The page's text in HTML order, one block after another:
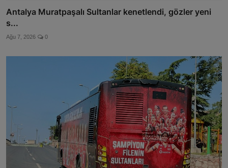
Antalya Muratpaşalı Sultanlar kenetlendi, gözler yeni
s...
Ağu 7, 2026 0